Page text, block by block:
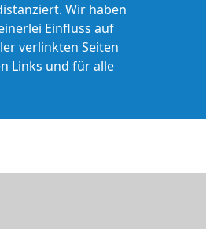
Wir haben
Einfluss auf
verlinkten Seiten
Links und für alle